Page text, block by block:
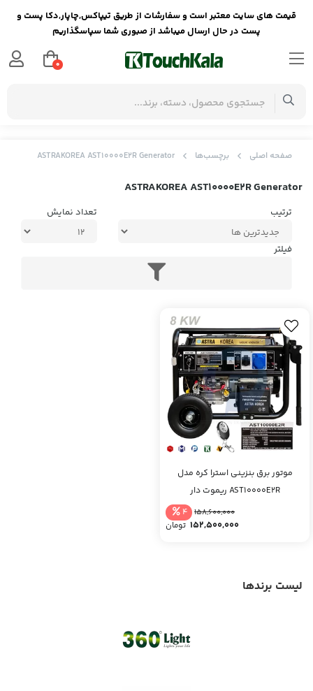
صفحه اصلی برچسب‌ها ASTRAKOREA AST10000E2R Generator
ASTRAKOREA AST10000E2R Generator
ترتیب تعداد نمایش
فیلتر
موتور برق بنزینی استرا کره مدل
AST10000E2R ریموت دار
158,600,000
4
152,500,000 تومان
لیست برندها
قیمت های سایت معتبر است و سفارشات از طریق تیپاکس,چاپار,دکا پست و
پست در حال ارسال میباشد از صبوری شما سپاسگذاریم
0